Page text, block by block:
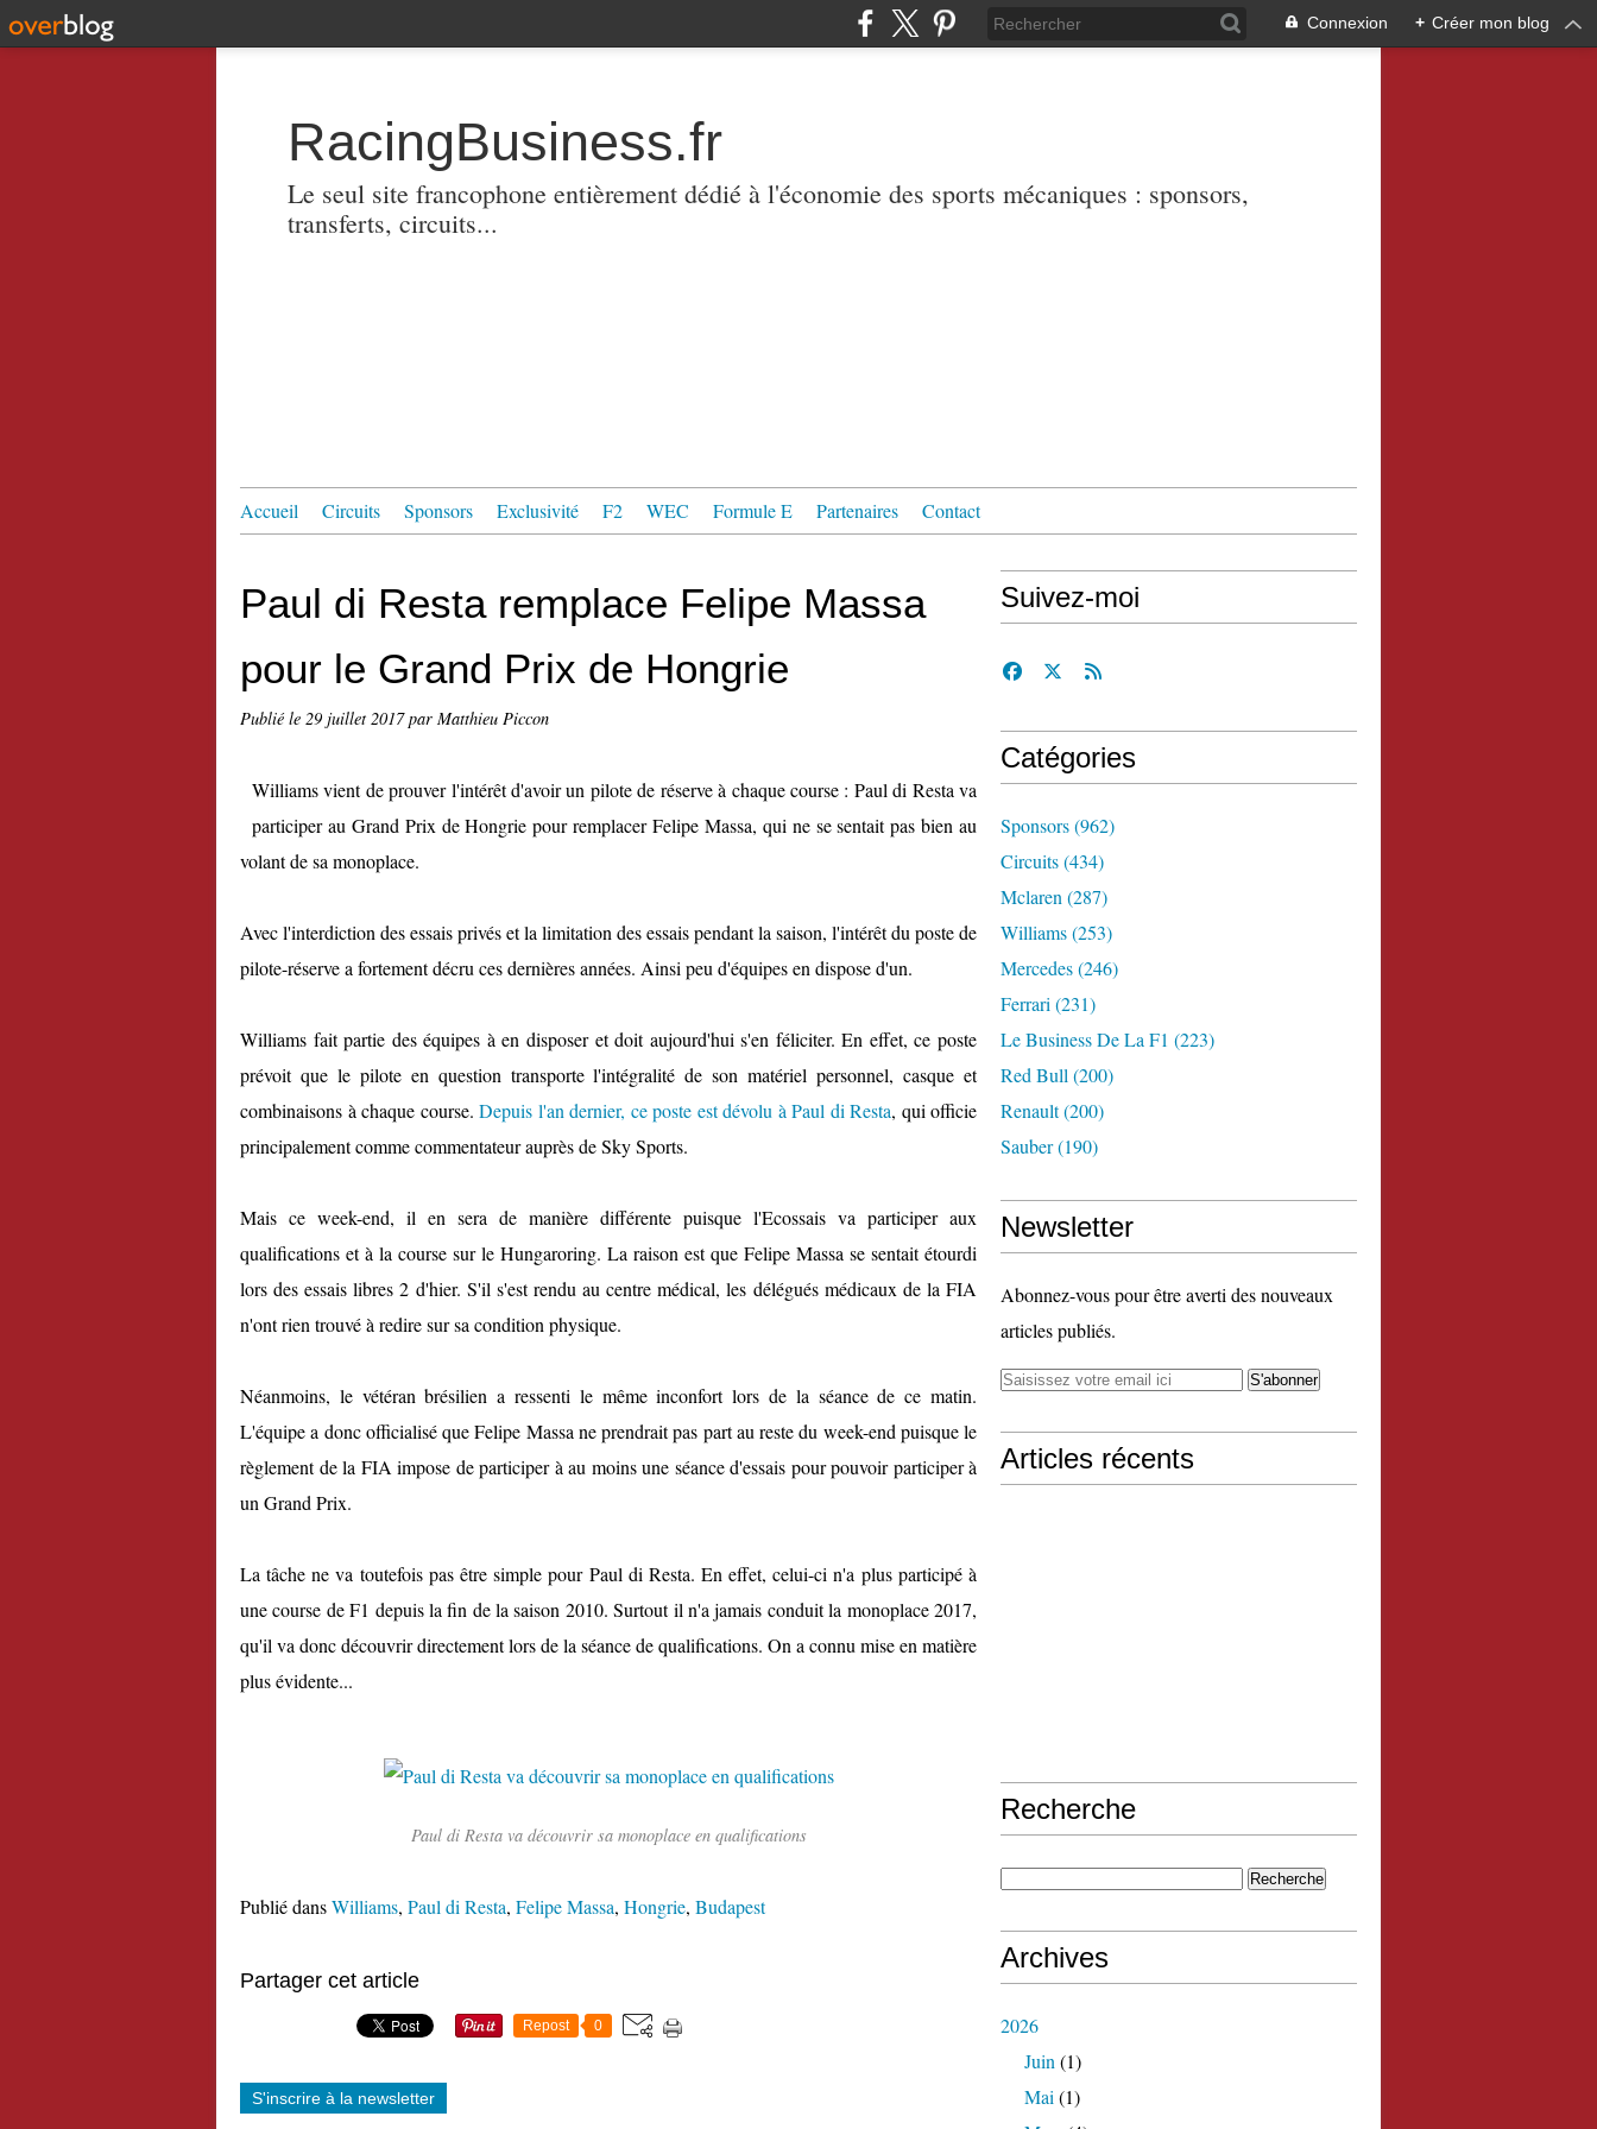
Connexion + Créer mon blog
RacingBusiness.fr
Le seul site francophone entièrement dédié à l'économie des sports mécaniques : sponsors,
transferts, circuits...
Accueil Circuits Sponsors Exclusivité F2 WEC Formule E Partenaires Contact
Paul di Resta remplace Felipe Massa
pour le Grand Prix de Hongrie
Publié le 29 juillet 2017par Matthieu Piccon
Williams vient de prouver l'intérêt d'avoir un pilote de réserve à chaque course : Paul di Resta va
participer au Grand Prix de Hongrie pour remplacer Felipe Massa, qui ne se sentait pas bien au
volant de sa monoplace.
Avec l'interdiction des essais privés et la limitation des essais pendant la saison, l'intérêt du poste de
pilote-réserve a fortement décru ces dernières années. Ainsi peu d'équipes en dispose d'un.
Williams fait partie des équipes à en disposer et doit aujourd'hui s'en féliciter. En effet, ce poste
prévoit que le pilote en question transporte l'intégralité de son matériel personnel, casque et
combinaisons à chaque course. Depuis l'an dernier, ce poste est dévolu à Paul di Resta, qui officie
principalement comme commentateur auprès de Sky Sports.
Mais ce week-end, il en sera de manière différente puisque l'Ecossais va participer aux
qualifications et à la course sur le Hungaroring. La raison est que Felipe Massa se sentait étourdi
lors des essais libres 2 d'hier. S'il s'est rendu au centre médical, les délégués médicaux de la FIA
n'ont rien trouvé à redire sur sa condition physique.
Néanmoins, le vétéran brésilien a ressenti le même inconfort lors de la séance de ce matin.
L'équipe a donc officialisé que Felipe Massa ne prendrait pas part au reste du week-end puisque le
règlement de la FIA impose de participer à au moins une séance d'essais pour pouvoir participer à
un Grand Prix.
La tâche ne va toutefois pas être simple pour Paul di Resta. En effet, celui-ci n'a plus participé à
une course de F1 depuis la fin de la saison 2010. Surtout il n'a jamais conduit la monoplace 2017,
qu'il va donc découvrir directement lors de la séance de qualifications. On a connu mise en matière
plus évidente...
Paul di Resta va découvrir sa monoplace en qualifications
Publié dansWilliams, Paul di Resta, Felipe Massa, Hongrie, Budapest
Partager cet article
Repost 0
S'inscrire à la newsletter
Suivez-moi
Catégories
Sponsors(962)
Circuits(434)
Mclaren (287)
Williams(253)
Mercedes(246)
Ferrari (231)
Le Business De La F1 (223)
Red Bull (200)
Renault(200)
Sauber(190)
Newsletter
Abonnez-vous pour être averti des nouveaux
articles publiés.
Articles récents
Recherche
Archives
2026
Juin (1)
Mai (1)